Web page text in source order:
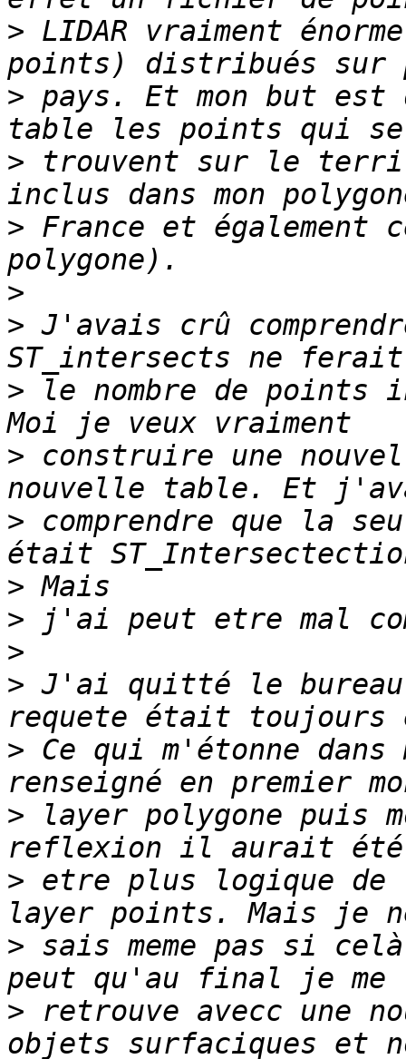
> LIDAR vraiment
> pays. Et mon but
> trouvent sur le
> France et également
>
> J'avais crû
> le nombre de points
> construire une
> comprendre que la
>
>
>
> J'ai quitté le
> Ce qui m'étonne
> layer polygone puis
> etre plus logique de
> sais meme pas si
> retrouve avecc une